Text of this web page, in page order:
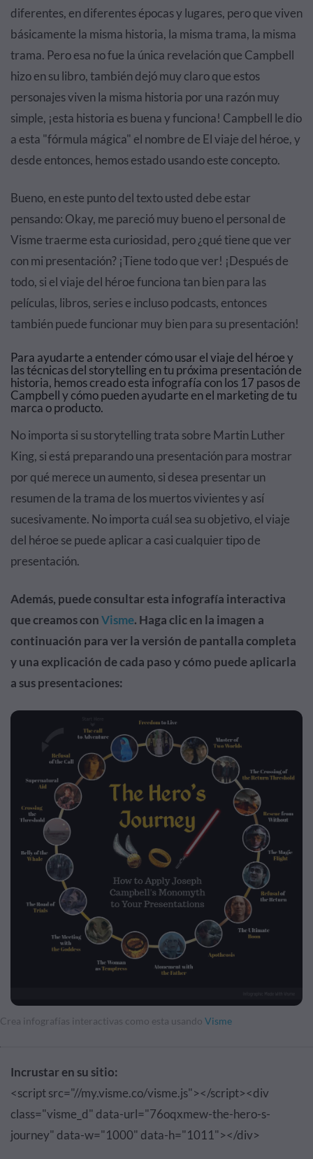
diferentes, en diferentes épocas y lugares, pero que viven
básicamente la misma historia, la misma trama, la misma
trama. Pero esa no fue la única revelación que Campbell
hizo en su libro, también dejó muy claro que estos
personajes viven la misma historia por una razón muy
simple, ¡esta historia es buena y funciona! Campbell le dio
a esta "fórmula mágica" el nombre de El viaje del héroe, y
desde entonces, hemos estado usando este concepto.
Bueno, en este punto del texto usted debe estar
pensando: Okay, me pareció muy bueno el personal de
Visme traerme esta curiosidad, pero ¿qué tiene que ver
con mi presentación? ¡Tiene todo que ver! ¡Después de
todo, si el viaje del héroe funciona tan bien para las
películas, libros, series e incluso podcasts, entonces
también puede funcionar muy bien para su presentación!
Para ayudarte a entender cómo usar el viaje del héroe y
las técnicas del storytelling en tu próxima presentación de
historia, hemos creado esta infografía con los 17 pasos de
Campbell y cómo pueden ayudarte en el marketing de tu
marca o producto.
No importa si su storytelling trata sobre Martin Luther
King, si está preparando una presentación para mostrar
por qué merece un aumento, si desea presentar un
resumen de la trama de los muertos vivientes y así
sucesivamente. No importa cuál sea su objetivo, el viaje
del héroe se puede aplicar a casi cualquier tipo de
presentación.
Además, puede consultar esta infografía interactiva
que creamos conVisme. Haga clic en la imagen a
continuación para ver la versión de pantalla completa
y una explicación de cada paso y cómo puede aplicarla
a sus presentaciones:
Crea infografías interactivas como esta usando Visme
Incrustar en su sitio:
<script src="//my.visme.co/visme.js"></script><div
class="visme_d" data-url="76oqxmew-the-hero-s-
journey" data-w="1000" data-h="1011"></div>